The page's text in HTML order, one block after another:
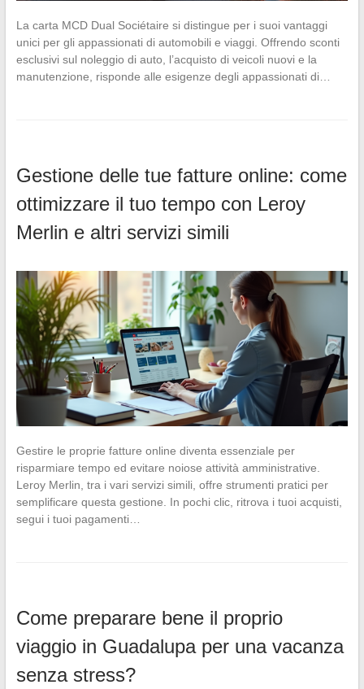
La carta MCD Dual Sociétaire si distingue per i suoi vantaggi
unici per gli appassionati di automobili e viaggi. Offrendo sconti
esclusivi sul noleggio di auto, l’acquisto di veicoli nuovi e la
manutenzione, risponde alle esigenze degli appassionati di…
Gestione delle tue fatture online: come
ottimizzare il tuo tempo con Leroy
Merlin e altri servizi simili
Gestire le proprie fatture online diventa essenziale per
risparmiare tempo ed evitare noiose attività amministrative.
Leroy Merlin, tra i vari servizi simili, offre strumenti pratici per
semplificare questa gestione. In pochi clic, ritrova i tuoi acquisti,
segui i tuoi pagamenti…
Come preparare bene il proprio
viaggio in Guadalupa per una vacanza
senza stress?